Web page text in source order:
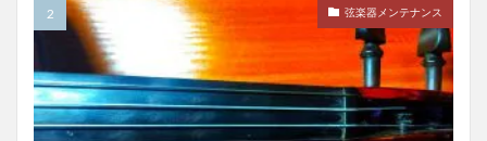
弦楽器メンテナンス